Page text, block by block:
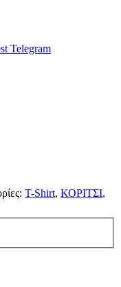
Telegram
T-Shirt, ΚΟΡΙΤΣΙ,